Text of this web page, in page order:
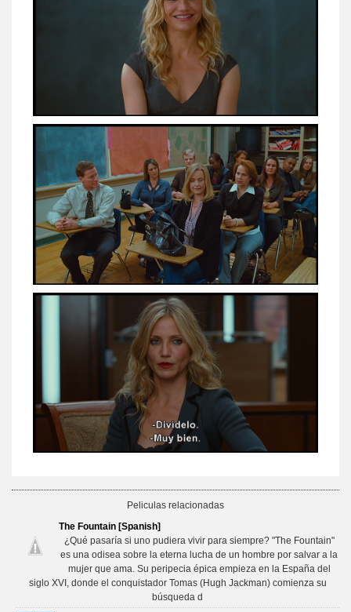
Peliculas relacionadas
The Fountain [Spanish]
¿Qué pasaría si uno pudiera vivir para siempre? "The Fountain"
es una odisea sobre la eterna lucha de un hombre por salvar a la
mujer que ama. Su peripecia épica empieza en la España del
siglo XVI, donde el conquistador Tomas (Hugh Jackman) comienza su
búsqueda d